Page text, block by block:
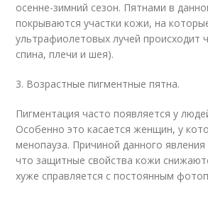
осенне-зимний сезон. Пятнами в
покрываются участки кожи, на
ультрафиолетовых лучей происходит
спина, плечи и шея).
3. Возрастные пигментные пятна.
Пигментация часто появляется у
Особенно это касается женщин, у
менопауза. Причиной данного
что защитные свойства кожи
хуже справляется с постоянным